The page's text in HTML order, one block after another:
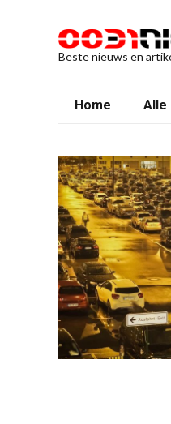
Beste nieuws en
Home Alle